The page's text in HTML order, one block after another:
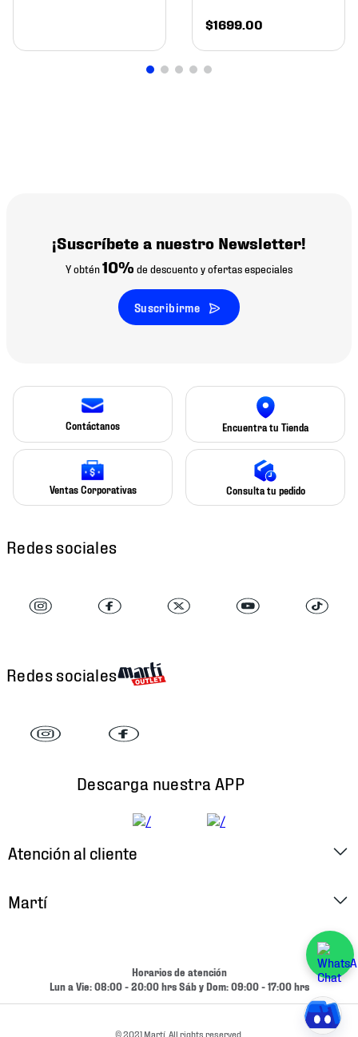
$1699 00
¡Suscríbete a nuestro Newsletter!
Y obtén10% de descuento y ofertas especiales
Suscribirme
Contáctanos Encuentra tu Tienda
Ventas Corporativas Consulta tu pedido
Redes sociales
Redes sociales
Descarga nuestra APP
Atención al cliente
Cambios y Devoluciones
Martí
Términos y Condiciones
Horarios de atención
Lun a Vie: 08:00 - 20:00 hrs Sáb y Dom: 09:00 - 17:00 hrs
© 2021 Martí. All rights reserved.